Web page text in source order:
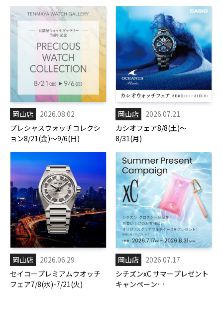
岡山店
2026.08.02
プレシャスウォッチコレクシ
ョン8/21(金)～9/6(日)
岡山店
2026.07.21
カシオフェア8/8(土)～
8/31(月)
岡山店
2026.06.29
セイコープレミアムウオッチ
フェア7/8(水)-7/21(火)
岡山店
2026.07.17
シチズンxC サマープレゼント
キャンペーン